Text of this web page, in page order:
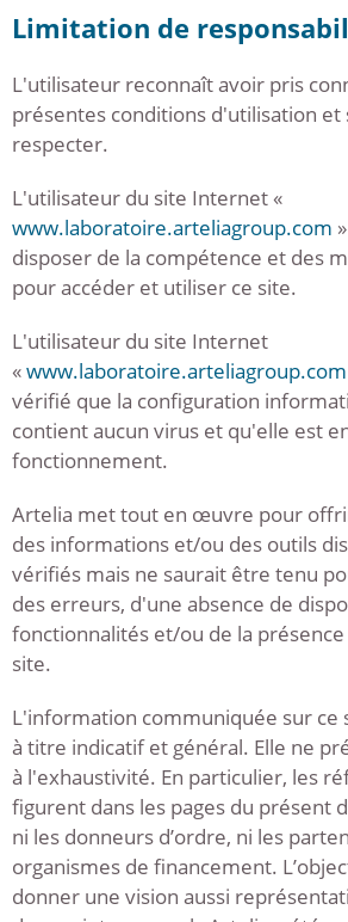
Limitation de
L'utilisateur reconnaît avoir pris
présentes conditions d'utilisation et
respecter.
L'utilisateur du site Internet «
www.laboratoire.arteliagroup.com
disposer de la compétence et des
pour accéder et utiliser ce site.
L'utilisateur du site Internet
«www.laboratoire.arteliagroup.com
vérifié que la configuration
contient aucun virus et qu'elle est
fonctionnement.
Artelia met tout en œuvre pour
des informations et/ou des outils
vérifiés mais ne saurait être tenu
des erreurs, d'une absence de
fonctionnalités et/ou de la
site.
L'information communiquée sur ce
à titre indicatif et général. Elle ne
à l'exhaustivité. En particulier, les
figurent dans les pages du présent
ni les donneurs d’ordre, ni les
organismes de financement.
donner une vision aussi